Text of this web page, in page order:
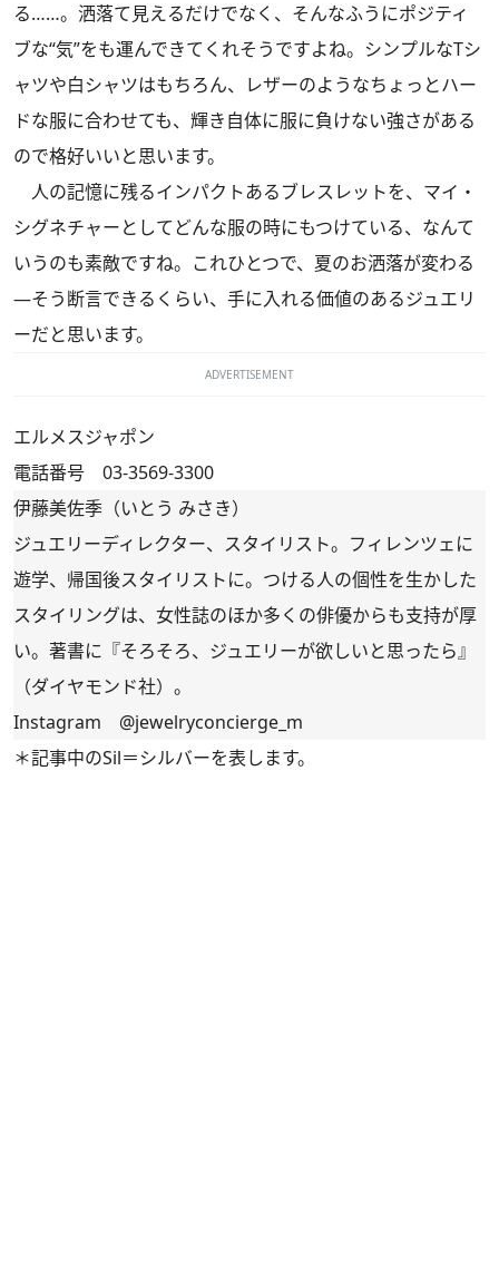
る……。洒落て見えるだけでなく、そんなふうにポジティ
ブな“気”をも運んできてくれそうですよね。シンプルなTシ
ャツや白シャツはもちろん、レザーのようなちょっとハー
ドな服に合わせても、輝き自体に服に負けない強さがある
ので格好いいと思います。
人の記憶に残るインパクトあるブレスレットを、マイ・
シグネチャーとしてどんな服の時にもつけている、なんて
いうのも素敵ですね。これひとつで、夏のお洒落が変わる
―そう断言できるくらい、手に入れる価値のあるジュエリ
ーだと思います。
ADVERTISEMENT
エルメスジャポン
電話番号 03-3569-3300
伊藤美佐季（いとう みさき）
ジュエリーディレクター、スタイリスト。フィレンツェに
遊学、帰国後スタイリストに。つける人の個性を生かした
スタイリングは、女性誌のほか多くの俳優からも支持が厚
い。著書に『そろそろ、ジュエリーが欲しいと思ったら』
（ダイヤモンド社）。
Instagram @jewelryconcierge_m
＊記事中のSil＝シルバーを表します。